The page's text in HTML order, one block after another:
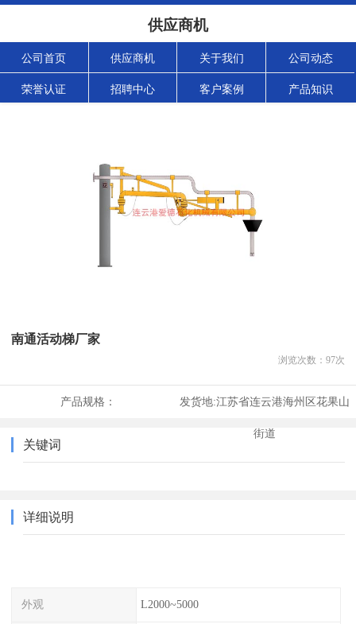
供应商机
公司首页 供应商机 关于我们 公司动态
荣誉认证 招聘中心 客户案例 产品知识
南通活动梯厂家
浏览次数： 97次
产品规格： 发货地:江苏省连云港海州区花果山
街道
关键词
详细说明
外观 L2000~5000